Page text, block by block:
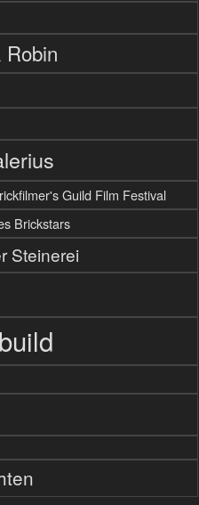
Guild Film Festival
Brickstars
Steinerei